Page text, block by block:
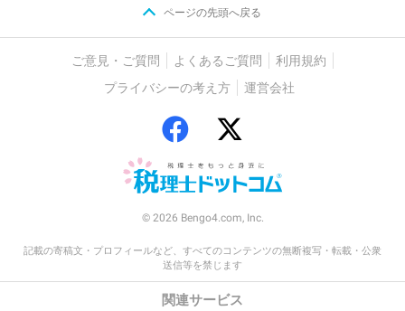
ページの先頭へ戻る
ご意見・ご質問 よくあるご質問
利用規約
プライバシーの考え方
運営会社
© 2026 Bengo4.com, Inc.
記載の寄稿文・プロフィールなど、すべてのコンテンツの無断複写・転載・公衆
送信等を禁じます
関連サービス